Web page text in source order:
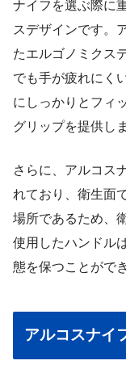
ナイフを選ぶ際に
スデザインです。
たエルゴノミクス
でも手が疲れにく
にしっかりとフィ
グリップを提供し
さらに、アルコス
れており、衛生面
場所であるため、
使用したハンドル
態を保つことがで
アルコスナイ